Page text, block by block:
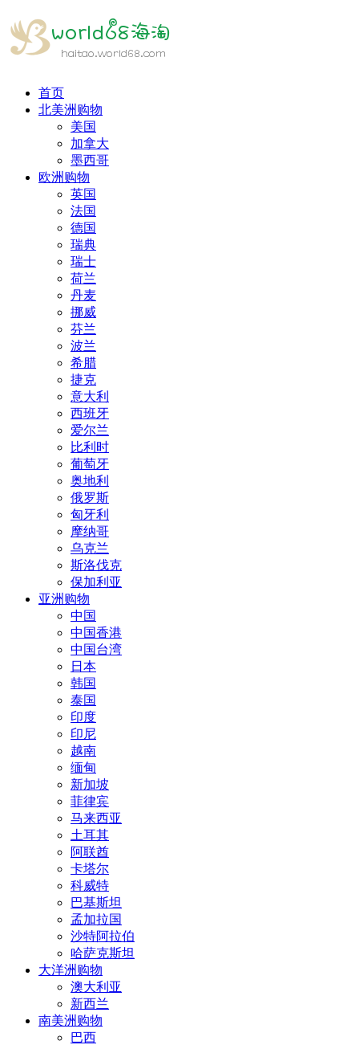
首页
北美洲购物
美国
加拿大
墨西哥
欧洲购物
英国
法国
德国
瑞典
瑞士
荷兰
丹麦
挪威
芬兰
波兰
希腊
捷克
意大利
西班牙
爱尔兰
比利时
葡萄牙
奥地利
俄罗斯
匈牙利
摩纳哥
乌克兰
斯洛伐克
保加利亚
亚洲购物
中国
中国香港
中国台湾
日本
韩国
泰国
印度
印尼
越南
缅甸
新加坡
菲律宾
马来西亚
土耳其
阿联酋
卡塔尔
科威特
巴基斯坦
孟加拉国
沙特阿拉伯
哈萨克斯坦
大洋洲购物
澳大利亚
新西兰
南美洲购物
巴西